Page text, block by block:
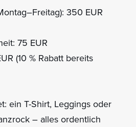
350 EUR
75 EUR
(10 % Rabatt bereits
ein T-Shirt, Leggings oder
– alles ordentlich